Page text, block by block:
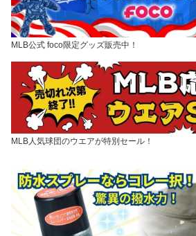
MLB公式 foco限定グッズ販売中！
MLB人気球団のウエアが特別セール！